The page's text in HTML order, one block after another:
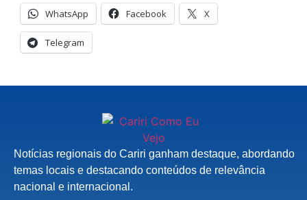
WhatsApp Facebook X
Telegram
Notícias regionais do Cariri ganham destaque, abordando
temas locais e destacando conteúdos de relevância
nacional e internacional.